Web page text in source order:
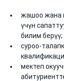
жашоо жана
үчүн
билим берүү;
суроо-
мектеп